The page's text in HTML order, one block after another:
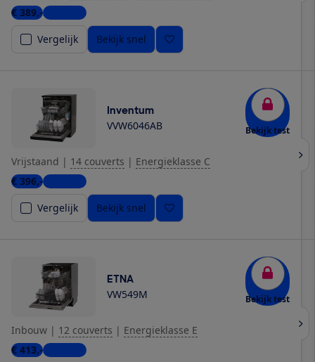
€ 389,-3 winkels
Vergelijk
Bekijk snel
Inventum
VVW6046AB Bekijk test
Vrijstaand | 14 couverts | Energieklasse C
€ 396,-6 winkels
Vergelijk
Bekijk snel
ETNA
VW549M Bekijk test
Inbouw | 12 couverts | Energieklasse E
€ 413,-5 winkels